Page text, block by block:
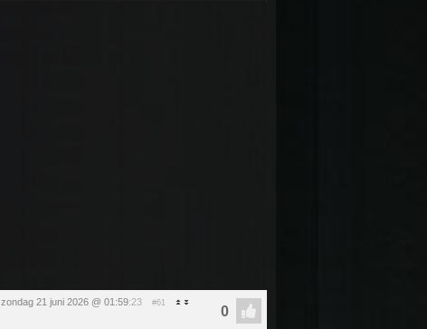
zondag 21 juni 2026 @ 01:59:23 #61